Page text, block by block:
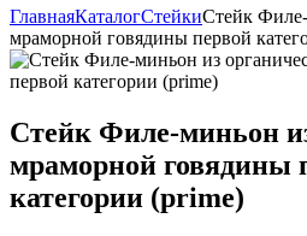
ГлавнаяКаталогСтейкиСтейк
мраморной говядины первой
Стейк Филе-миньон
мраморной говядины
категории (prime)